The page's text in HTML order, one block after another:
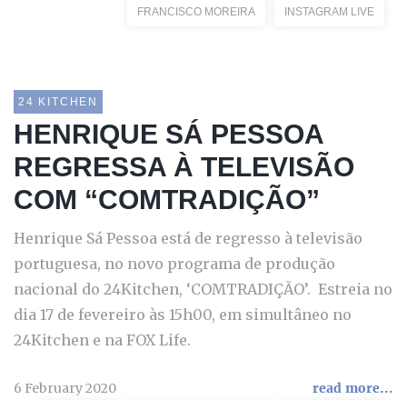
FRANCISCO MOREIRA INSTAGRAM LIVE
24 KITCHEN
HENRIQUE SÁ PESSOA
REGRESSA À TELEVISÃO
COM “COMTRADIÇÃO”
Henrique Sá Pessoa está de regresso à televisão
portuguesa, no novo programa de produção
nacional do 24Kitchen, ‘COMTRADIÇÃO’. Estreia no
dia 17 de fevereiro às 15h00, em simultâneo no
24Kitchen e na FOX Life.
6 February 2020 read more...